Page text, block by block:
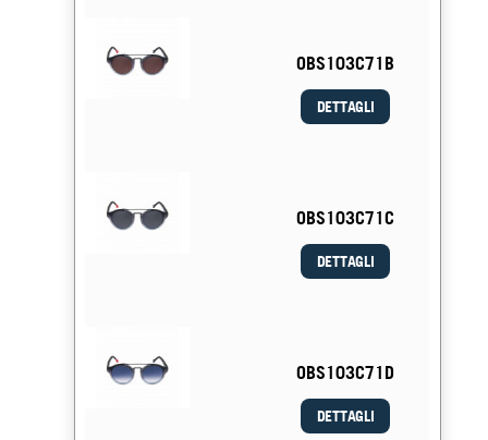
OBS103C71B
DETTAGLI
OBS103C71C
DETTAGLI
OBS103C71D
DETTAGLI